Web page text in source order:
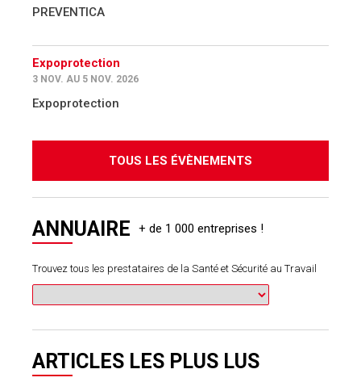
PREVENTICA
Expoprotection
3 NOV. AU 5 NOV. 2026
Expoprotection
TOUS LES ÉVÈNEMENTS
ANNUAIRE
Trouvez tous les prestataires de la Santé et Sécurité au Travail
ARTICLES LES PLUS LUS